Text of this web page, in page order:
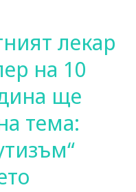
лекар
на 10
ще
тема: